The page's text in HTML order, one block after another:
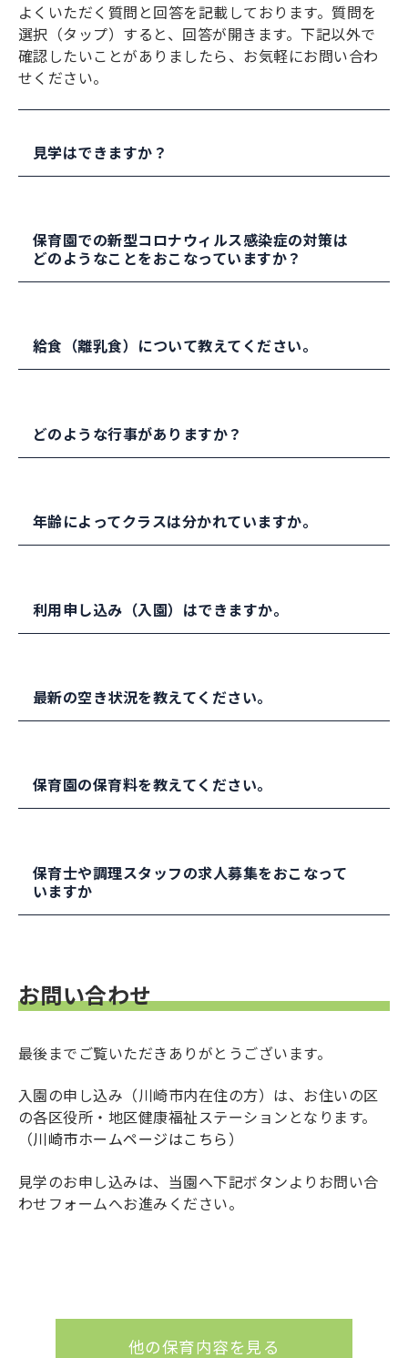
よくいただく質問と回答を記載しております。質問を
選択（タップ）すると、回答が開きます。下記以外で
確認したいことがありましたら、お気軽にお問い合わ
せください。
見学はできますか？
範囲で見学の対応をおこなっております。
見学をご希望の方は、お問い合わせください。
保育園での新型コロナウィルス感染症の対策は
どのようなことをおこなっていますか？
児）や健康状態の把握（園児・家族）をおこなっ
ています。
や玩具や保育室の消毒を実施しています。
登降園では、保護者の皆さまには保育室前の廊下
でお待ちいたき、接触の機会や時間に制限を設け
給食（離乳食）について教えてください。
います。
状況を把握し、保護者と相談して提供していま
す。
どのような行事がありますか？
施しています。身体測定（身長・体重）は毎月実
施しております。
年2回、嘱託歯科医（ リバーク歯科）による歯科検
診が年1回あります。
感染症の状況による縮小や中止の場合がありま
す。
年齢によってクラスは分かれていますか。
に合わせた保育をおこなっております。
利用申し込み（入園）はできますか。
区健康福祉ステーションでおこなっています
てください。
最新の空き状況を教えてください。
しておりますので、川崎市のホームページでご確
認をお願いします。認可保育所等の受入可能数及
保育園の保育料を教えてください。
の合計額に基づき川崎市が算定します。（詳細は
こちら ）
保育士や調理スタッフの求人募集をおこなって
いますか
専用ページの確認をお願いいたします。（
ージはこちら）
お問い合わせ
最後までご覧いただきありがとうございます。
入園の申し込み（川崎市内在住の方）は、お住いの区
の各区役所・地区健康福祉ステーションとなります。
（川崎市ホームページはこちら）
見学のお申し込みは、当園へ下記ボタンよりお問い合
わせフォームへお進みください。
他の保育内容を見る